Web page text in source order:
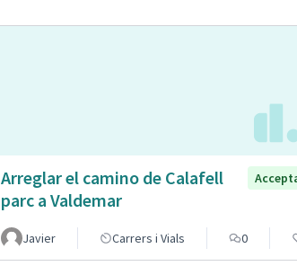
Arreglar el camino de Calafell
parc a Valdemar
Javier Carrers i Vials 0